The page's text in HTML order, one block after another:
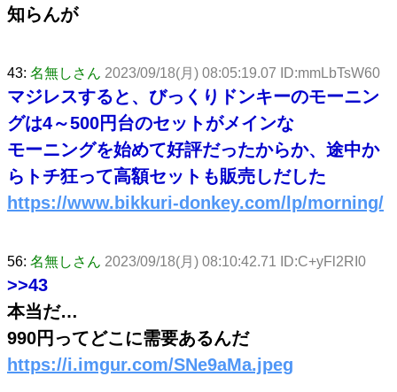
知らんが
43: 名無しさん 2023/09/18(月) 08:05:19.07 ID:mmLbTsW60
マジレスすると、びっくりドンキーのモーニン
グは4～500円台のセットがメインな
モーニングを始めて好評だったからか、途中か
らトチ狂って高額セットも販売しだした
https://www.bikkuri-donkey.com/lp/morning/
56: 名無しさん 2023/09/18(月) 08:10:42.71 ID:C+yFl2RI0
>>43
本当だ…
990円ってどこに需要あるんだ
https://i.imgur.com/SNe9aMa.jpeg